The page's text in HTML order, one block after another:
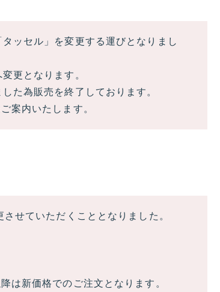
ッセル」を変更する運びとなりまし
変更となります。
た為販売を終了しております。
案内いたします。
せていただくこととなりました。
新価格でのご注文となります。